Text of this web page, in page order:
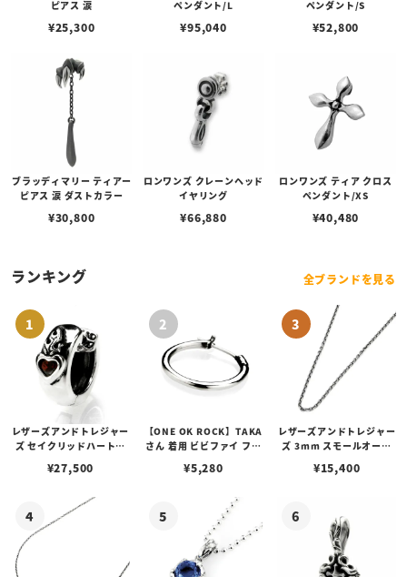
ピアス 涙
¥25,300
ペンダント/L
¥95,040
ペンダント/S
¥52,800
ブラッディマリー ティアー
ピアス 涙 ダストカラー
¥30,800
ロンワンズ クレーンヘッド
イヤリング
¥66,880
ロンワンズ ティア クロス
ペンダント/XS
¥40,480
ランキング 全ブランドを見る
レザーズアンドトレジャー
ズ セイクリッドハートピ
¥27,500
【ONE OK ROCK】TAKA
さん 着用 ビビファイ フー
¥5,280
レザーズアンドトレジャー
ズ 3mm スモールオーバ
ブスタークラスプ＆LTロ
¥15,400